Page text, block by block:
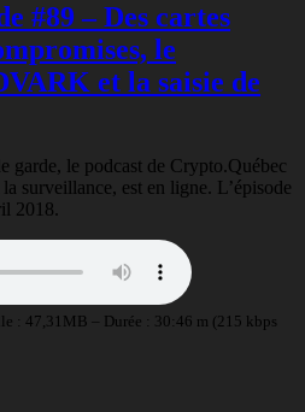
#89 – Des cartes
le
et la saisie de
garde, le podcast de Crypto.Québec
surveillance, est en ligne. L’épisode
2018.
: 47,31MB – Durée : 30:46 m (215 kbps